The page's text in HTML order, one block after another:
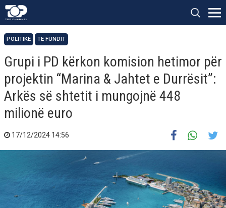
POLITIKË TË FUNDIT
Grupi i PD kërkon komision hetimor për
projektin “Marina & Jahtet e Durrësit”:
Arkës së shtetit i mungojnë 448
milionë euro
17/12/2024 14:56